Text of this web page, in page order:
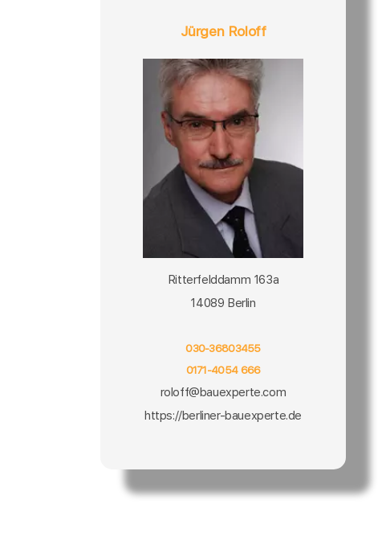
Jürgen Roloff
Ritterfelddamm 163a
14089 Berlin
030-36803455
0171-4054 666
roloff@bauexperte.com
https://berliner-bauexperte.de